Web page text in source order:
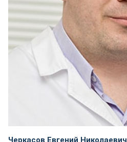
Черкасов Евгений Николаевич